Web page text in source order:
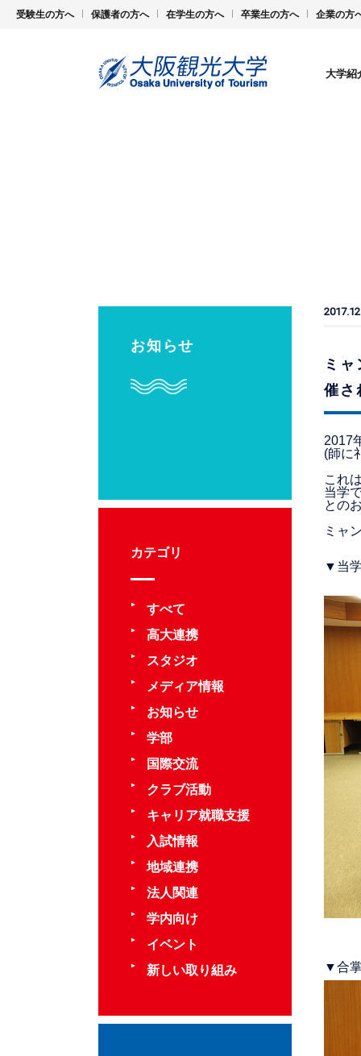
受験生の方へ 保護者の方へ 在学生の方へ 卒業生の方へ 企業の方
大学紹
お知らせ
ミ
催さ
2017
(師に
これ
当学
との
ミャ
▼当
▼合
カテゴリ
すべて
高大連携
スタジオ
メディア情報
お知らせ
学部
国際交流
クラブ活動
キャリア就職支援
入試情報
地域連携
法人関連
学内向け
イベント
新しい取り組み